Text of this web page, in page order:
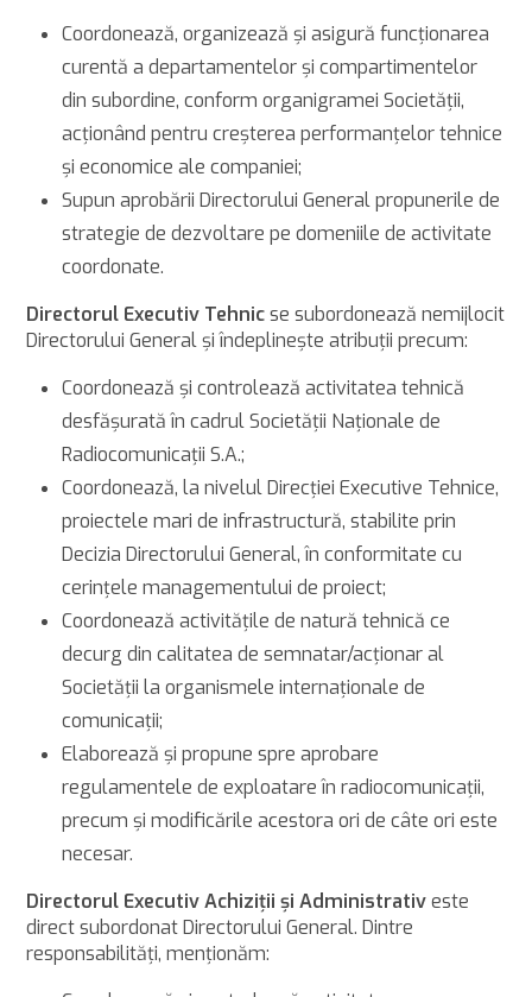
Coordonează, organizează şi asigură funcţionarea
curentă a departamentelor şi compartimentelor
din subordine, conform organigramei Societăţii,
acţionând pentru creşterea performanţelor tehnice
și economice ale companiei;
Supun aprobării Directorului General propunerile de
strategie de dezvoltare pe domeniile de activitate
coordonate.
Directorul Executiv Tehnicse subordonează nemijlocit
Directorului General şi îndeplineşte atribuţii precum:
Coordonează și controlează activitatea tehnică
desfășurată în cadrul Societății Naționale de
Radiocomunicații S.A.;
Coordonează, la nivelul Direcţiei Executive Tehnice,
proiectele mari de infrastructură, stabilite prin
Decizia Directorului General, în conformitate cu
cerinţele managementului de proiect;
Coordonează activitățile de natură tehnică ce
decurg din calitatea de semnatar/acționar al
Societății la organismele internaționale de
comunicații;
Elaborează și propune spre aprobare
regulamentele de exploatare în radiocomunicații,
precum și modificările acestora ori de câte ori este
necesar.
Directorul Executiv Achiziţii și Administrativeste
direct subordonat Directorului General. Dintre
responsabilităţi, menţionăm: